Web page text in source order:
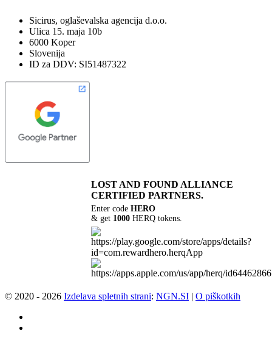
Sicirus, oglaševalska agencija d.o.o.
Ulica 15. maja 10b
6000 Koper
Slovenija
ID za DDV: SI51487322
LOST AND FOUND ALLIANCE
CERTIFIED PARTNERS.
Enter codeHERO
& get 1000 HERQ tokens.
© 2020 - 2026 Izdelava spletnih strani: NGN.SI | O piškotkih